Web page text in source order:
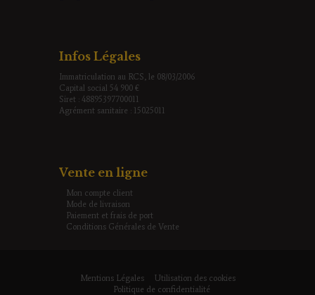
Infos Légales
Immatriculation au RCS, le 08/03/2006
Capital social 54 900 €
Siret : 48895397700011
Agrément sanitaire : 15025011
Vente en ligne
Mon compte client
Mode de livraison
Paiement et frais de port
Conditions Générales de Vente
Mentions Légales
Utilisation des cookies
Politique de confidentialité